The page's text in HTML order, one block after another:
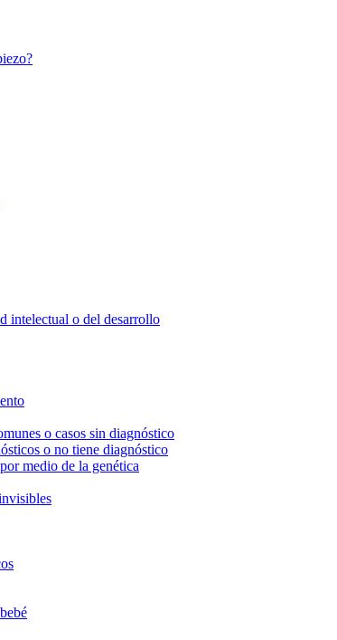
intelectual o del desarrollo
o casos sin diagnóstico
o no tiene diagnóstico
medio de la genética